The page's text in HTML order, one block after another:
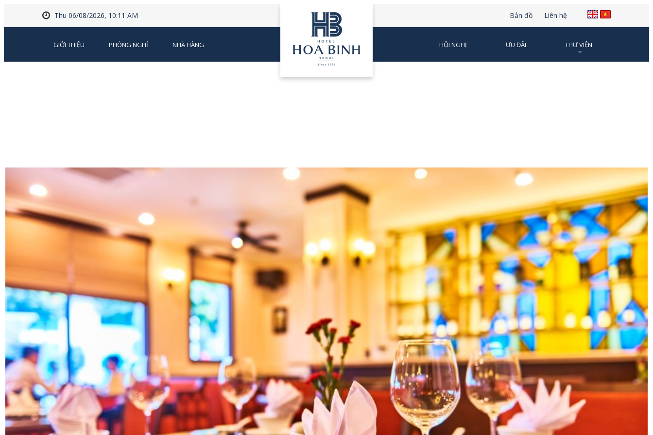
Thu 06/08/2026, 10:11 AM Bản đồ Liên hệ
GIỚI THIỆU PHÒNG NGHỈ NHÀ HÀNG HỘI NGHỊ ƯU ĐÃI THƯ VIỆN